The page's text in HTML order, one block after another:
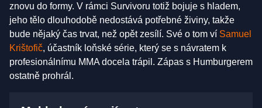
znovu do formy. V rámci Survivoru totiž bojuje s hladem,
jeho tělo dlouhodobě nedostává potřebné živiny, takže
bude nějaký čas trvat, než opět zesílí. Své o tom ví Samuel
Krištofič, účastník loňské série, který se s návratem k
profesionálnímu MMA docela trápil. Zápas s Humburgerem
ostatně prohrál.